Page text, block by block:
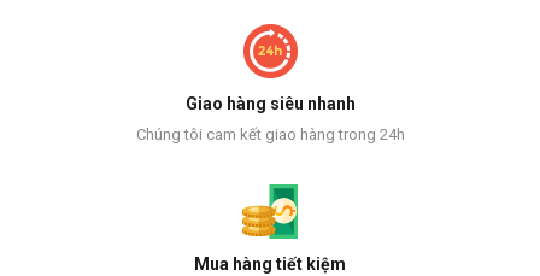
Giao hàng siêu nhanh
Chúng tôi cam kết giao hàng trong 24h
Mua hàng tiết kiệm